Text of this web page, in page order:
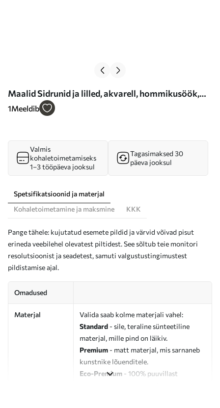
Maalid Sidrunid ja lilled, akvarell, hommikusöök,
tass teed, boheemlaslik stiil Nr s38403
1Meeldib
Valmis
kohaletoimetamiseks
1–3 tööpäeva jooksul
Tagasimaksed 30
päeva jooksul
Spetsifikatsioonid ja materjal
Kohaletoimetamine ja maksmine
KKK
Pange tähele: kujutatud esemete pildid ja värvid võivad pisut
erineda veebilehel olevatest piltidest. See sõltub teie monitori
resolutsioonist ja seadetest, samuti valgustustingimustest
pildistamise ajal.
Omadused
Materjal
Valida saab kolme materjali vahel:
Standard - sile, teraline sünteetiline
materjal, mille pind on läikiv.
Premium - matt materjal, mis sarnaneb
kunstnike lõuenditele.
Eco-Premium - 100% puuvillast